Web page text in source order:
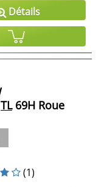
Détails
TL69H Roue
(1)